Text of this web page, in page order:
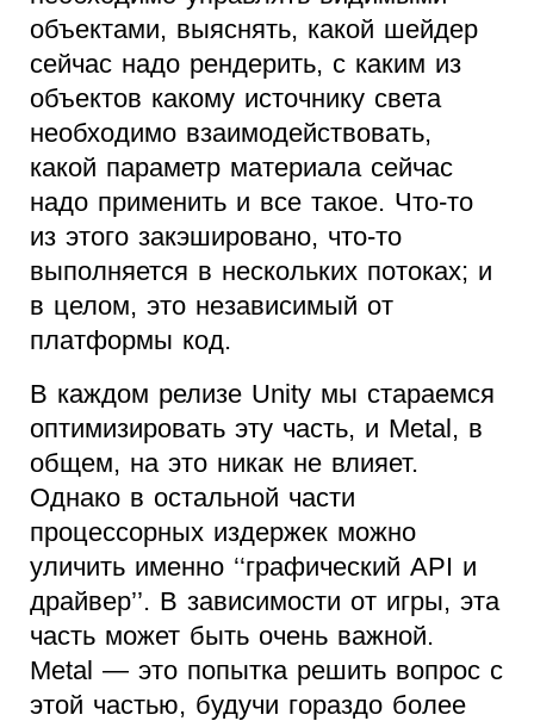
объектами, выяснять, какой шейдер
сейчас надо рендерить, с каким из
объектов какому источнику света
необходимо взаимодействовать,
какой параметр материала сейчас
надо применить и все такое. Что-то
из этого закэшировано, что-то
выполняется в нескольких потоках; и
в целом, это независимый от
платформы код.
В каждом релизе Unity мы стараемся
оптимизировать эту часть, и Metal, в
общем, на это никак не влияет.
Однако в остальной части
процессорных издержек можно
уличить именно ‘‘графический API и
драйвер’’. В зависимости от игры, эта
часть может быть очень важной.
Metal — это попытка решить вопрос с
этой частью, будучи гораздо более